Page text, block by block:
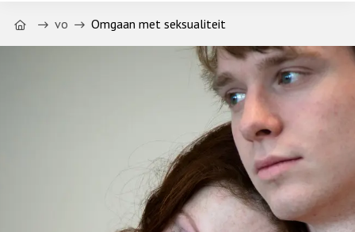
Home vo Omgaan met seksualiteit